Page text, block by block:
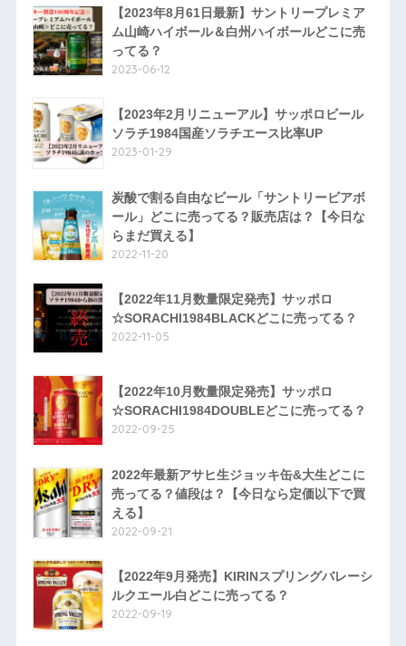
【2023年8月61日最新】サントリープレミア
ム山崎ハイボール＆白州ハイボールどこに売
ってる？
2023-06-12
【2023年2月リニューアル】サッポロビール
ソラチ1984国産ソラチエース比率UP
2023-01-29
炭酸で割る自由なビール「サントリービアボ
ール」どこに売ってる？販売店は？【今日な
らまだ買える】
2022-11-20
【2022年11月数量限定発売】サッポロ
☆SORACHI1984BLACKどこに売ってる？
2022-11-05
【2022年10月数量限定発売】サッポロ
☆SORACHI1984DOUBLEどこに売ってる？
2022-09-25
2022年最新アサヒ生ジョッキ缶&大生どこに
売ってる？値段は？【今日なら定価以下で買
える】
2022-09-21
【2022年9月発売】KIRINスプリングバレーシ
ルクエール白どこに売ってる？
2022-09-19